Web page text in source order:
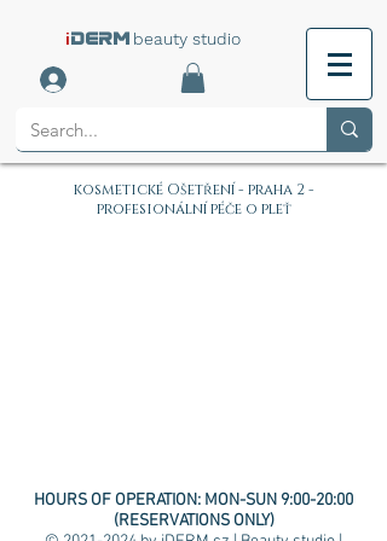
iDERM beauty studio
kosmetické Ošetření - praha 2 -
profesionální péče o pleť
HOURS OF OPERATION: MON-SUN 9:00-20:00
(RESERVATIONS ONLY)